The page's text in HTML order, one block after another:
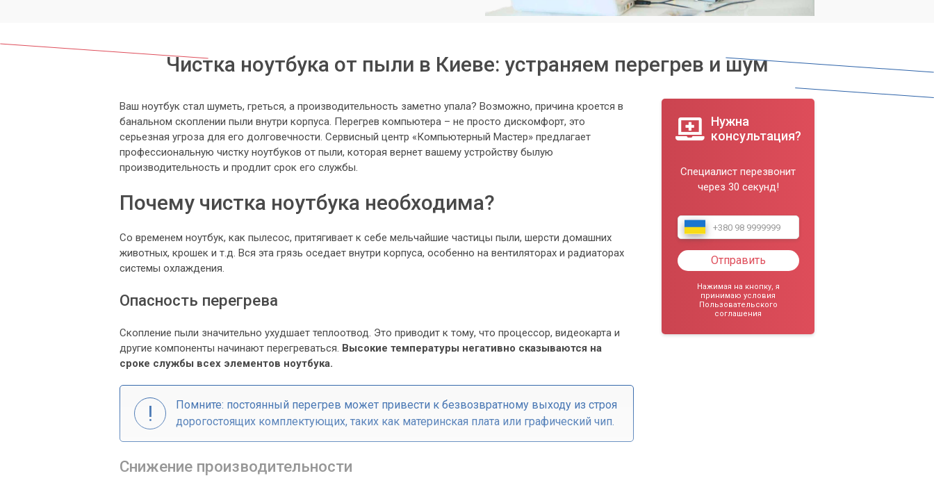
Чистка ноутбука от пыли в Киеве: устраняем перегрев и шум
Ваш ноутбук стал шуметь, греться, а производительность заметно упала? Возможно, причина кроется в
банальном скоплении пыли внутри корпуса. Перегрев компьютера – не просто дискомфорт, это
серьезная угроза для его долговечности. Сервисный центр «Компьютерный Мастер» предлагает
профессиональную чистку ноутбуков от пыли, которая вернет вашему устройству былую
производительность и продлит срок его службы.
Почему чистка ноутбука необходима?
Со временем ноутбук, как пылесос, притягивает к себе мельчайшие частицы пыли, шерсти домашних
животных, крошек и т.д. Вся эта грязь оседает внутри корпуса, особенно на вентиляторах и радиаторах
системы охлаждения.
Опасность перегрева
Скопление пыли значительно ухудшает теплоотвод. Это приводит к тому, что процессор, видеокарта и
другие компоненты начинают перегреваться. Высокие температуры негативно сказываются на
сроке службы всех элементов ноутбука.
Помните: постоянный перегрев может привести к безвозвратному выходу из строя
дорогостоящих комплектующих, таких как материнская плата или графический чип.
Снижение производительности
Нужна
консультация?
Специалист перезвонит
через 30 секунд!
Отправить
Нажимая на кнопку, я
принимаю условия
Пользовательского
соглашения